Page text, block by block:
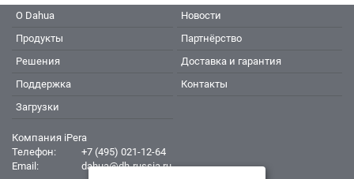
О Dahua
Продукты
Решения
Поддержка
Загрузки
Новости
Партнёрство
Доставка и гарантия
Контакты
Компания iPera
Телефон:
+7 (495) 021-12-64
Email:
dahua@dh-russia.ru